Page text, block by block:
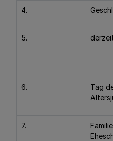
4.
5.
6.
Tag
7.